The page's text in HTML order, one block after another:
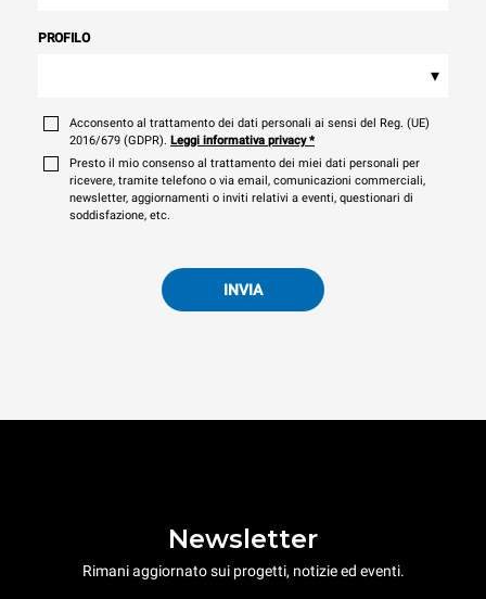
PROFILO
▾
Acconsento al trattamento dei dati personali ai sensi del Reg. (UE)
2016/679 (GDPR). Leggi informativa privacy*
Presto il mio consenso al trattamento dei miei dati personali per
ricevere, tramite telefono o via email, comunicazioni commerciali,
newsletter, aggiornamenti o inviti relativi a eventi, questionari di
soddisfazione, etc.
INVIA
Newsletter
Rimani aggiornato sui progetti, notizie ed eventi.